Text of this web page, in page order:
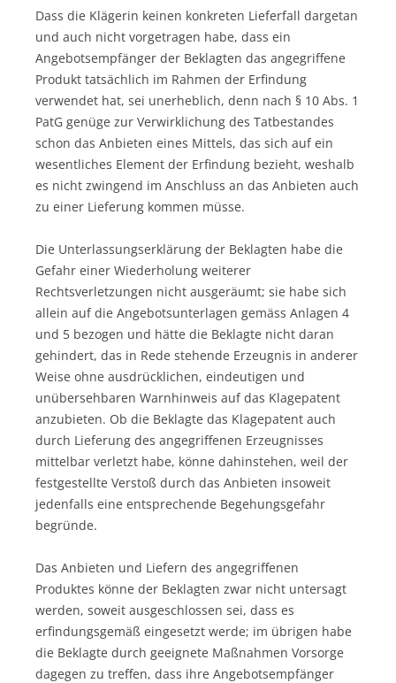
Dass die Klägerin keinen konkreten Lieferfall dargetan
und auch nicht vorgetragen habe, dass ein
Angebotsempfänger der Beklagten das angegriffene
Produkt tatsächlich im Rahmen der Erfindung
verwendet hat, sei unerheblich, denn nach § 10 Abs. 1
PatG genüge zur Verwirklichung des Tatbestandes
schon das Anbieten eines Mittels, das sich auf ein
wesentliches Element der Erfindung bezieht, weshalb
es nicht zwingend im Anschluss an das Anbieten auch
zu einer Lieferung kommen müsse.
Die Unterlassungserklärung der Beklagten habe die
Gefahr einer Wiederholung weiterer
Rechtsverletzungen nicht ausgeräumt; sie habe sich
allein auf die Angebotsunterlagen gemäss Anlagen 4
und 5 bezogen und hätte die Beklagte nicht daran
gehindert, das in Rede stehende Erzeugnis in anderer
Weise ohne ausdrücklichen, eindeutigen und
unübersehbaren Warnhinweis auf das Klagepatent
anzubieten. Ob die Beklagte das Klagepatent auch
durch Lieferung des angegriffenen Erzeugnisses
mittelbar verletzt habe, könne dahinstehen, weil der
festgestellte Verstoß durch das Anbieten insoweit
jedenfalls eine entsprechende Begehungsgefahr
begründe.
Das Anbieten und Liefern des angegriffenen
Produktes könne der Beklagten zwar nicht untersagt
werden, soweit ausgeschlossen sei, dass es
erfindungsgemäß eingesetzt werde; im übrigen habe
die Beklagte durch geeignete Maßnahmen Vorsorge
dagegen zu treffen, dass ihre Angebotsempfänger